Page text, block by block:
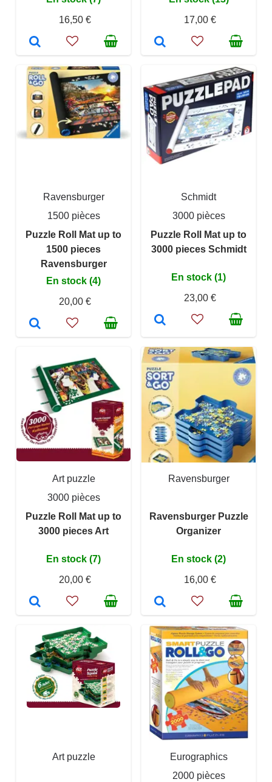
16,50 €
17,00 €
Ravensburger
1500 pièces
Puzzle Roll Mat up to
1500 pieces
Ravensburger
En stock (4)
20,00 €
Schmidt
3000 pièces
Puzzle Roll Mat up to
3000 pieces Schmidt
En stock (1)
23,00 €
Art puzzle
3000 pièces
Puzzle Roll Mat up to
3000 pieces Art
En stock (7)
20,00 €
Ravensburger
Ravensburger Puzzle
Organizer
En stock (2)
16,00 €
Art puzzle
Eurographics
2000 pièces